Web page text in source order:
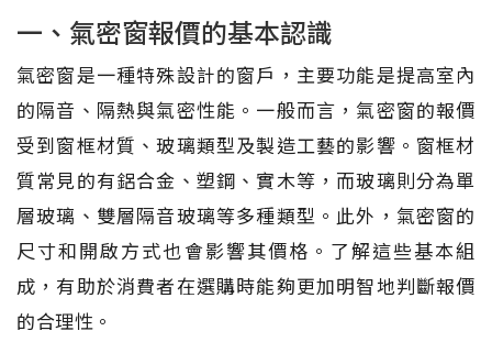
一、氣密窗報價的基本認識
氣密窗是一種特殊設計的窗戶，主要功能是提高室內
的隔音、隔熱與氣密性能。一般而言，氣密窗的報價
受到窗框材質、玻璃類型及製造工藝的影響。窗框材
質常見的有鋁合金、塑鋼、實木等，而玻璃則分為單
層玻璃、雙層隔音玻璃等多種類型。此外，氣密窗的
尺寸和開啟方式也會影響其價格。了解這些基本組
成，有助於消費者在選購時能夠更加明智地判斷報價
的合理性。